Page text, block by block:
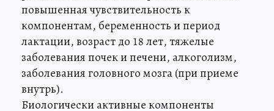
повышенная чувствительность к
компонентам, беременность и период
лактации, возраст до 18 лет, тяжелые
заболевания почек и печени, алкоголизм,
заболевания головного мозга (при приеме
внутрь).
Биологически активные компоненты